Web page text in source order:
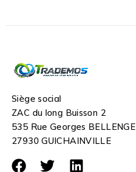
Siège social
ZAC du long Buisson 2
535 Rue Georges
27930 GUICHAINVILLE